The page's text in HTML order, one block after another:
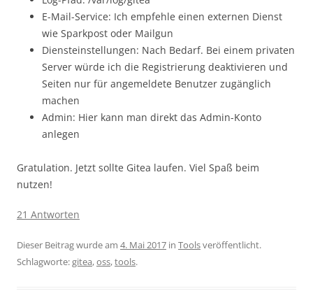
E-Mail-Service: Ich empfehle einen externen Dienst
wie Sparkpost oder Mailgun
Diensteinstellungen: Nach Bedarf. Bei einem privaten
Server würde ich die Registrierung deaktivieren und
Seiten nur für angemeldete Benutzer zugänglich
machen
Admin: Hier kann man direkt das Admin-Konto
anlegen
Gratulation. Jetzt sollte Gitea laufen. Viel Spaß beim
nutzen!
21 Antworten
Dieser Beitrag wurde am 4. Mai 2017 in Toolsveröffentlicht.
Schlagworte:gitea,oss,tools.